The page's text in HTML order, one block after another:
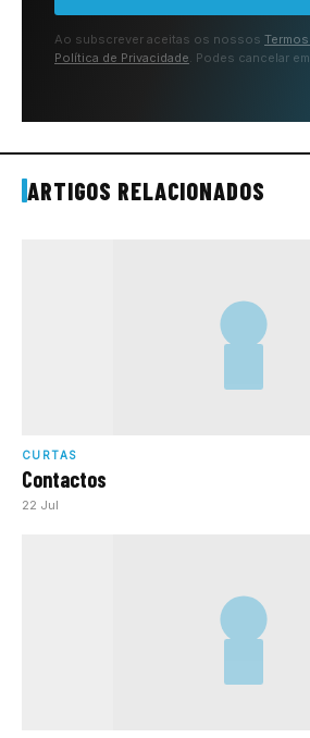
Ao subscrever aceitas os nossos
Política de Privacidade. Podes cancelar
ARTIGOS RELACIONADOS
CURTAS
Contactos
22 Jul